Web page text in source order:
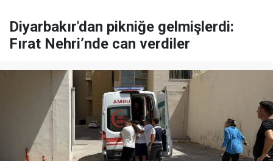
Diyarbakır'dan pikniğe gelmişlerdi:
Fırat Nehri’nde can verdiler